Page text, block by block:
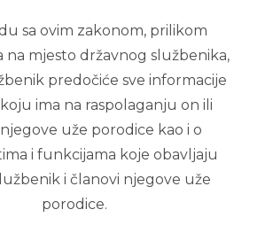
sa ovim zakonom, prilikom
na mjesto državnog službenika,
predočiće sve informacije
ima na raspolaganju on ili
uže porodice kao i o
i funkcijama koje obavljaju
i članovi njegove uže
porodice.